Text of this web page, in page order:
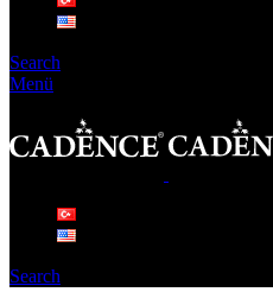
Search
Menü
Search